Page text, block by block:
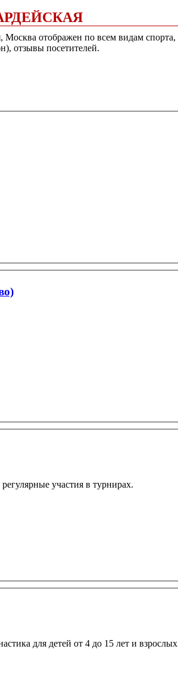
отображен по всем видам
отзывы посетителей.
участия в турнирах.
для детей от 4 до 15 лет и